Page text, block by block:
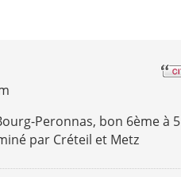
Peronnas, bon 6ème à 5
par Créteil et Metz